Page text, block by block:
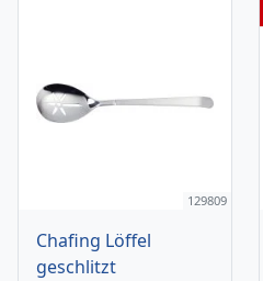
129809
Chafing Löffel
geschlitzt